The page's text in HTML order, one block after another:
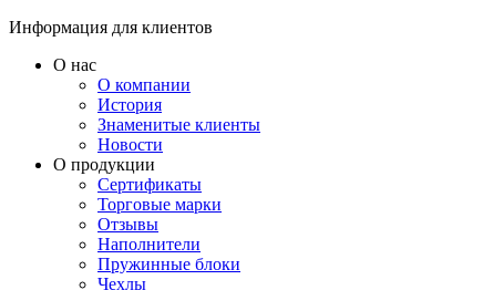
Информация для клиентов
О нас
О компании
История
Знаменитые клиенты
Новости
О продукции
Сертификаты
Торговые марки
Отзывы
Наполнители
Пружинные блоки
Чехлы